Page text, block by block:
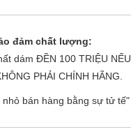
đảm chất lượng:
dám ĐỀN 100 TRIỆU NẾU
PHẢI CHÍNH HÃNG.
nhỏ bán hàng bằng sự tử tế"